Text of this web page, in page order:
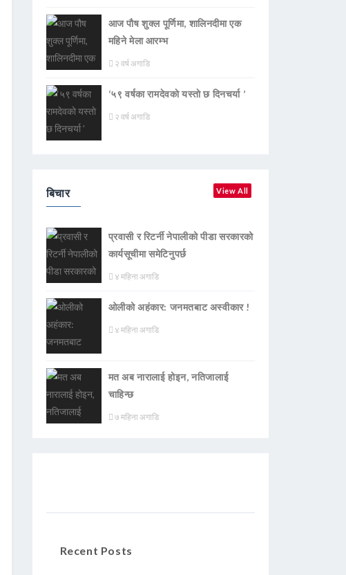
आज पौष शुक्ल पूर्णिमा, शालिनदीमा एक
महिने मेला आरम्भ
२ वर्ष अगाडि
‘५९ वर्षका रामदेवकाे यस्ताे छ दिनचर्या ’
२ वर्ष अगाडि
बिचार View All
प्रवासी र रिटर्नी नेपालीको पीडा सरकारको
कार्यसूचीमा समेटिनुपर्छ
४ महिना अगाडि
ओलीको अहंकार: जनमतबाट अस्वीकार !
४ महिना अगाडि
मत अब नारालाई होइन, नतिजालाई
चाहिन्छ
७ महिना अगाडि
Recent Posts